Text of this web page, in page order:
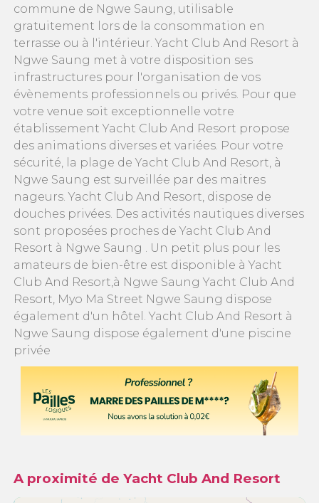
commune de Ngwe Saung, utilisable
gratuitement lors de la consommation en
terrasse ou à l'intérieur. Yacht Club And Resort à
Ngwe Saung met à votre disposition ses
infrastructures pour l'organisation de vos
évènements professionnels ou privés. Pour que
votre venue soit exceptionnelle votre
établissement Yacht Club And Resort propose
des animations diverses et variées. Pour votre
sécurité, la plage de Yacht Club And Resort, à
Ngwe Saung est surveillée par des maitres
nageurs. Yacht Club And Resort, dispose de
douches privées. Des activités nautiques diverses
sont proposées proches de Yacht Club And
Resort à Ngwe Saung . Un petit plus pour les
amateurs de bien-être est disponible à Yacht
Club And Resort,à Ngwe Saung Yacht Club And
Resort, Myo Ma Street Ngwe Saung dispose
également d'un hôtel. Yacht Club And Resort à
Ngwe Saung dispose également d'une piscine
privée
A proximité de Yacht Club And Resort